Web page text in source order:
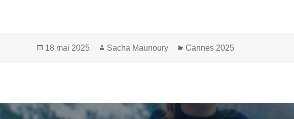
Publié
18 mai 2025 Auteur
Sacha Maunoury Catégories
Cannes 2025
Navigation